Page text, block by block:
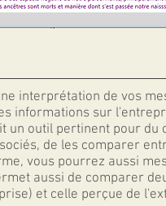
interprétation de vos
informations sur
un outil pertinent pour
de les comparer
vous pourrez aussi
aussi de comparer
et celle perçue de